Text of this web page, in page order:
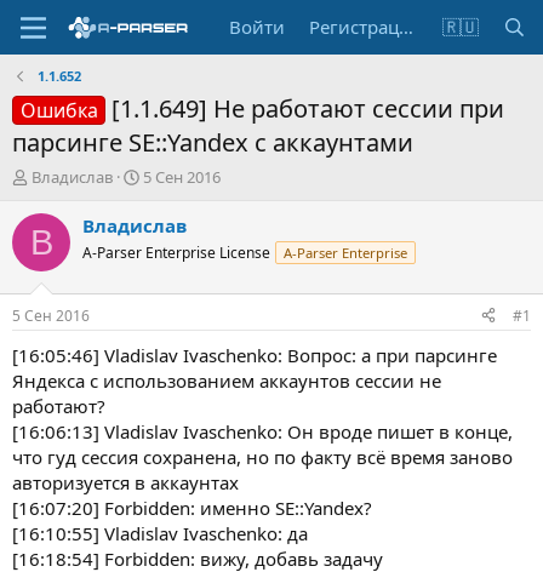
Войти Регистрация 🇷🇺
1.1.652
Ошибка [1.1.649] Не работают сессии при
парсинге SE::Yandex с аккаунтами
А
т
о
т
е
м
ы
Владислав
Д
т
н
а
л
5 Сен 2016
В Владислав
A-Parser Enterprise License A-Parser Enterprise
5 Сен 2016 #1
[16:05:46] Vladislav Ivaschenko: Вопрос: а при парсинге
Яндекса с использованием аккаунтов сессии не
работают?
[16:06:13] Vladislav Ivaschenko: Он вроде пишет в конце,
что гуд сессия сохранена, но по факту всё время заново
авторизуется в аккаунтах
[16:07:20] Forbidden: именно SE::Yandex?
[16:10:55] Vladislav Ivaschenko: да
[16:18:54] Forbidden: вижу, добавь задачу